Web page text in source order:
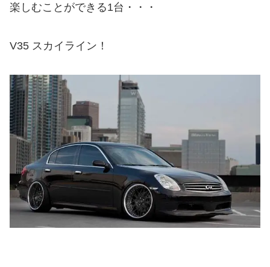
楽しむことができる1台・・・
V35 スカイライン！